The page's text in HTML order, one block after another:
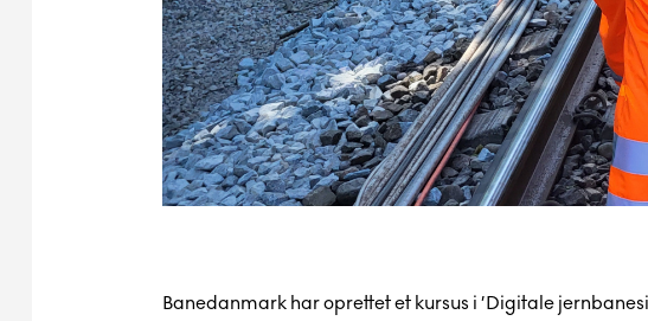
Banedanmark har oprettet et kursus i ’Digitale